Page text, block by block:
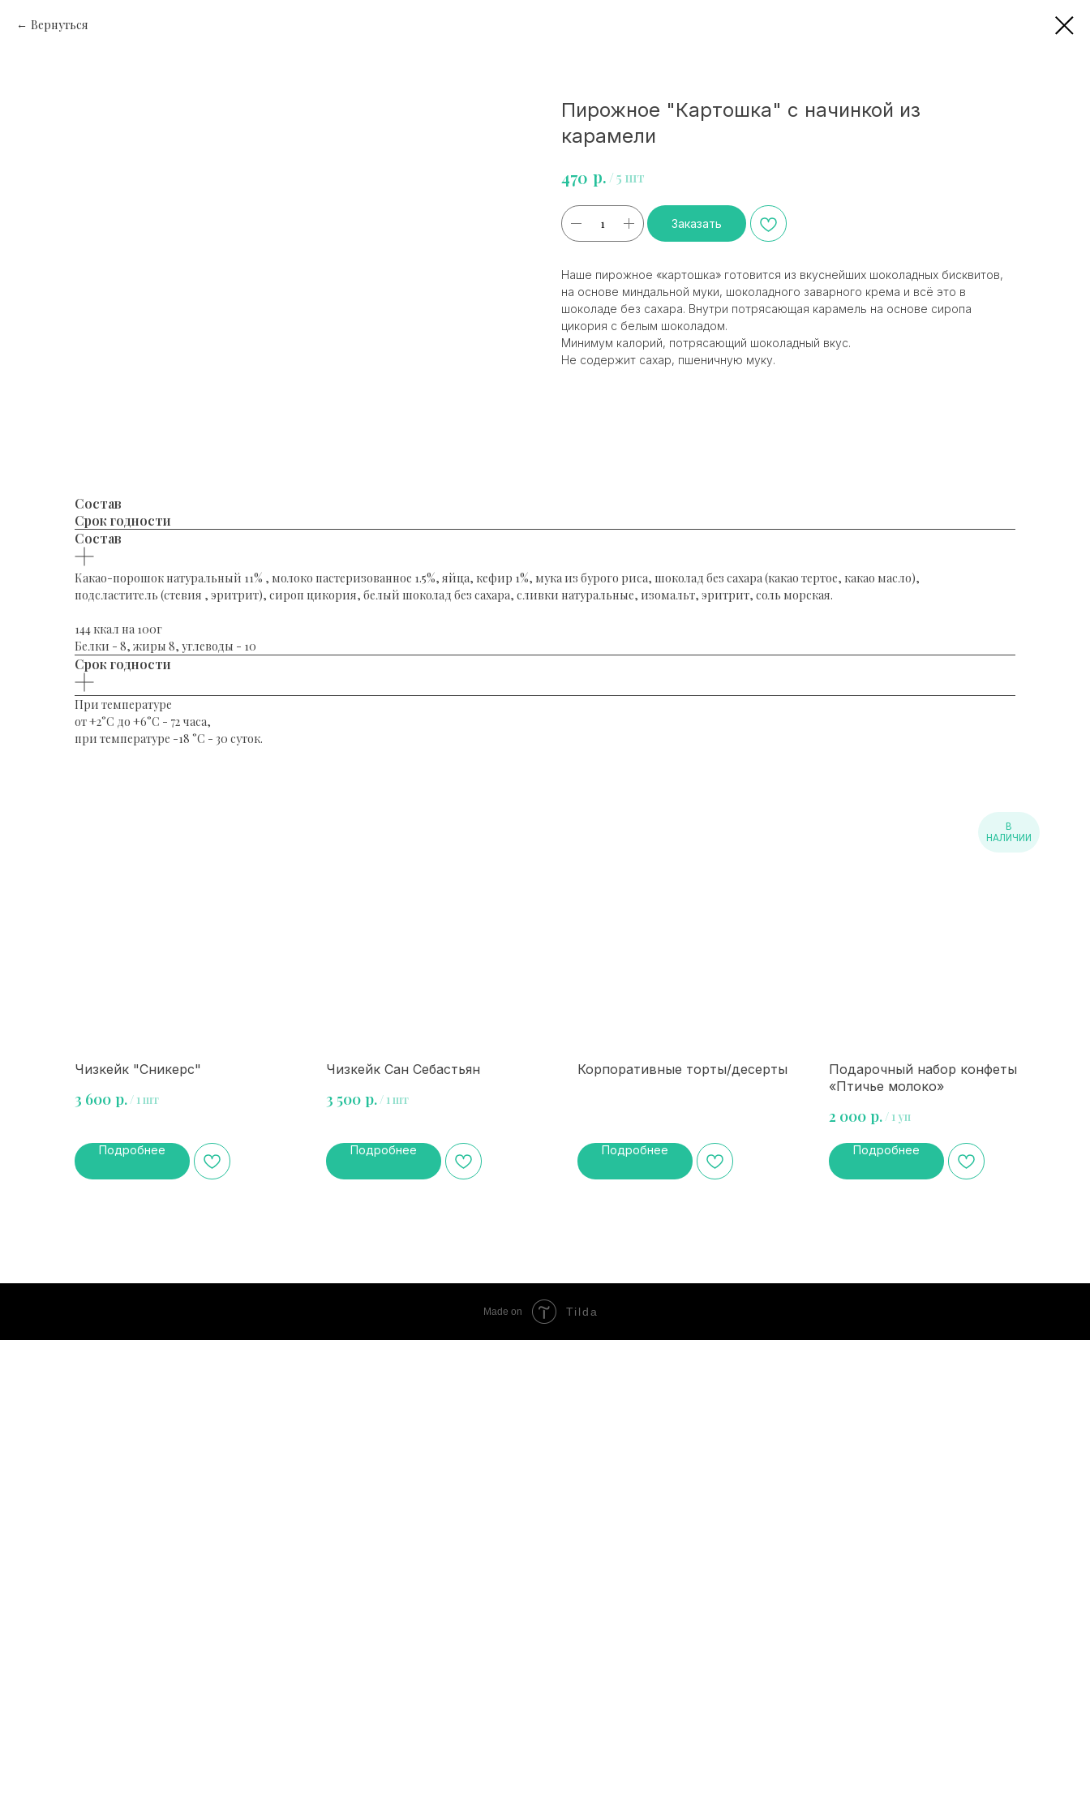
Вернуться
Пирожное "Картошка" с начинкой из
карамели
470 р./5 шт
Заказать
Наше пирожное «картошка» готовится из вкуснейших шоколадных бисквитов,
на основе миндальной муки, шоколадного заварного крема и всё это в
шоколаде без сахара. Внутри потрясающая карамель на основе сиропа
цикория с белым шоколадом.
Минимум калорий, потрясающий шоколадный вкус.
Не содержит сахар, пшеничную муку.
Состав
Срок годности
Состав
Какао-порошок натуральный 11% , молоко пастеризованное 1.5%, яйца, кефир 1%, мука из бурого риса, шоколад без сахара (какао тертое, какао масло),
подсластитель (стевия , эритрит), сироп цикория, белый шоколад без сахара, сливки натуральные, изомальт, эритрит, соль морская.
144 ккал на 100г
Белки - 8, жиры 8, углеводы - 10
Срок годности
При температуре
от +2°С до +6°С - 72 часа,
при температуре -18 °С - 30 суток.
Чизкейк "Сникерс"
3 600 р. / 1 шт
Подробнее
Чизкейк Сан Себастьян
3 500 р. / 1 шт
Подробнее
Корпоративные торты/десерты
Подробнее
В
НАЛИЧИИ
Подарочный набор конфеты
«Птичье молоко»
2 000 р. / 1 уп
Подробнее
Made on Tilda